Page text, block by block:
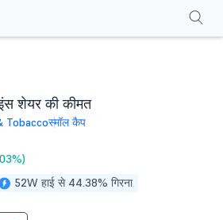
शेयर की कीमत
Tobaccoस्मॉल कैप
52W हाई से 44.38% गिरना
सामान्य प्रश्न